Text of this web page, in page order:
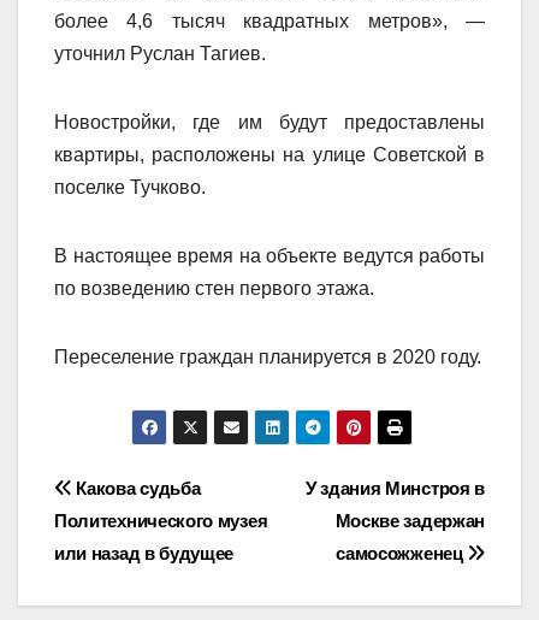
более 4,6 тысяч квадратных метров», —
уточнил Руслан Тагиев.
Новостройки, где им будут предоставлены
квартиры, расположены на улице Советской в
поселке Тучково.
В настоящее время на объекте ведутся работы
по возведению стен первого этажа.
Переселение граждан планируется в 2020 году.
Навигация
по
записям
У здания Минстроя в
Москве задержан
самосожженец
Какова судьба
Политехнического музея
или назад в будущее